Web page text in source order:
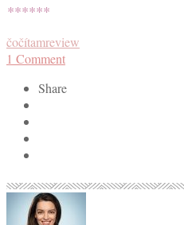
******
čočítamreview
1 Comment
Share